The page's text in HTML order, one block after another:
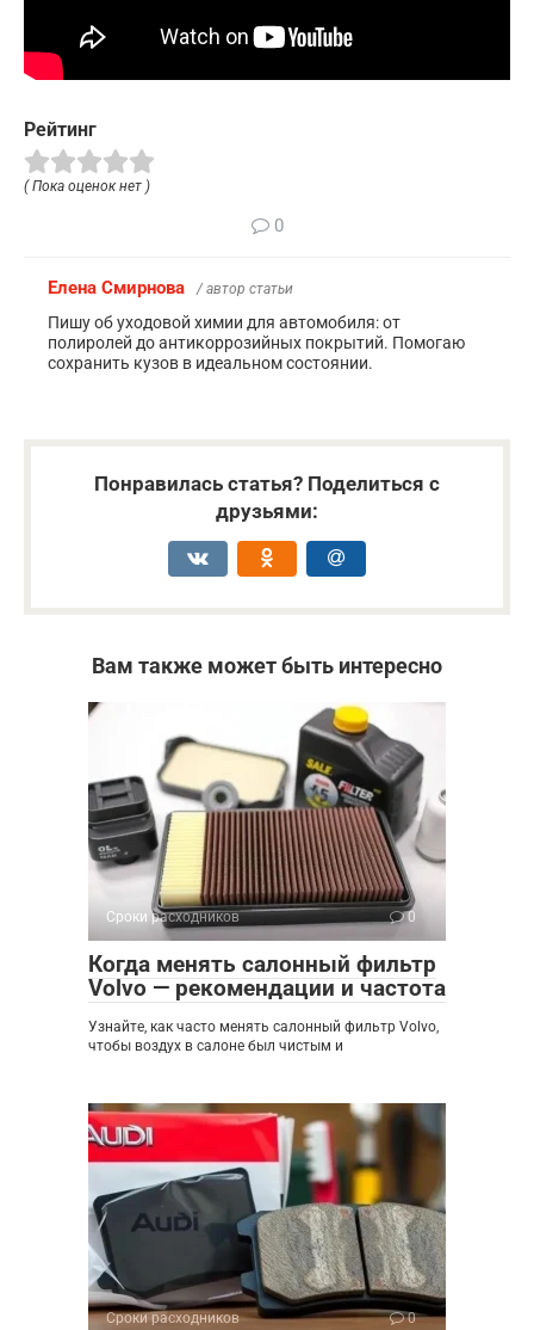
Рейтинг
( Пока оценок нет )
0
Елена Смирнова / автор статьи
Пишу об уходовой химии для автомобиля: от
полиролей до антикоррозийных покрытий. Помогаю
сохранить кузов в идеальном состоянии.
Понравилась статья? Поделиться с
друзьями:
Вам также может быть интересно
Сроки расходников 0
Когда менять салонный фильтр
Volvo — рекомендации и частота
Узнайте, как часто менять салонный фильтр Volvo,
чтобы воздух в салоне был чистым и
Сроки расходников 0